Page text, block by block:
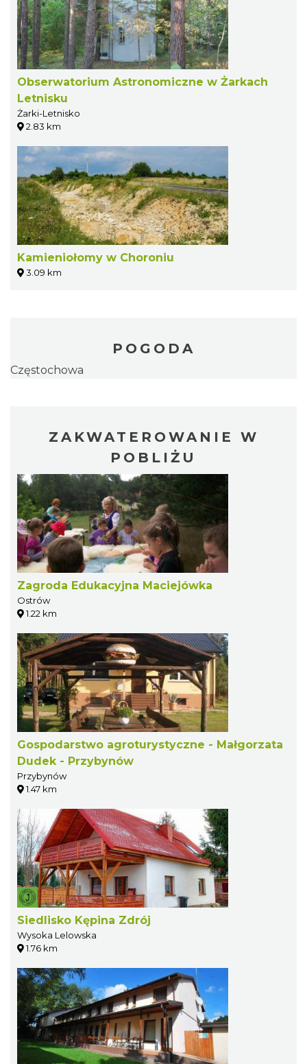
Obserwatorium Astronomiczne w Żarkach
Letnisku
Żarki-Letnisko
2.83 km
Kamieniołomy w Choroniu
3.09 km
POGODA
Częstochowa
ZAKWATEROWANIE W
POBLIŻU
Zagroda Edukacyjna Maciejówka
Ostrów
1.22 km
Gospodarstwo agroturystyczne - Małgorzata
Dudek - Przybynów
Przybynów
1.47 km
Siedlisko Kępina Zdrój
Wysoka Lelowska
1.76 km